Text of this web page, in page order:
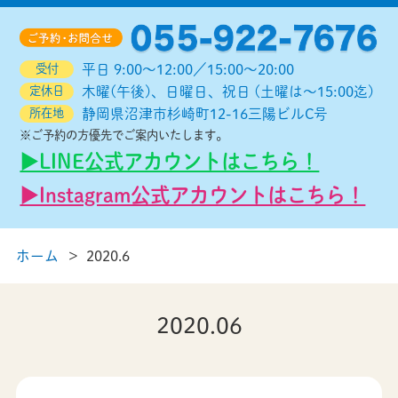
受付 平日 9:00～12:00／15:00～20:00
定休日 木曜(午後)、日曜日、祝日 (土曜は～15:00迄)
所在地 静岡県沼津市杉崎町12-16三陽ビルC号
※ご予約の方優先でご案内いたします。
▶︎LINE公式アカウントはこちら！
▶︎Instagram公式アカウントはこちら！
ホーム 2020.6
2020.06